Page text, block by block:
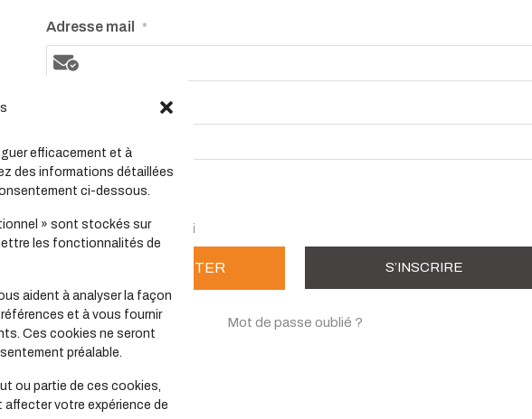
efficacement et à
des informations détaillées
ci-dessous.
» sont stockés sur
les fonctionnalités de
aident à analyser la façon
et à vous fournir
Ces cookies ne seront
préalable.
ou partie de ces cookies,
votre expérience de
Adresse mail *
Révéler
Se souvenir de moi
S’INSCRIRE
Mot de passe oublié ?